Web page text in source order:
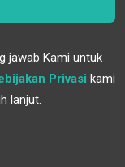
jawab Kami untuk
Privasi kami
lanjut.